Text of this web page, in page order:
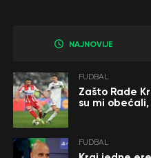
NAJNOVIJE
FUDBAL
Zašto Rade
su mi
FUDBAL